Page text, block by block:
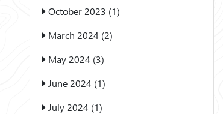
October 2023 (1)
March 2024 (2)
May 2024 (3)
June 2024 (1)
July 2024 (1)